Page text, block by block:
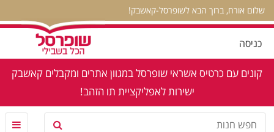
שלום אורח, ברוך הבא לשופרסל-קאשבק!
כניסה
קונים עם כרטיס אשראי שופרסל במגוון אתרים ומקבלים קאשבק
ישירות לאפליקציית תו הזהב!